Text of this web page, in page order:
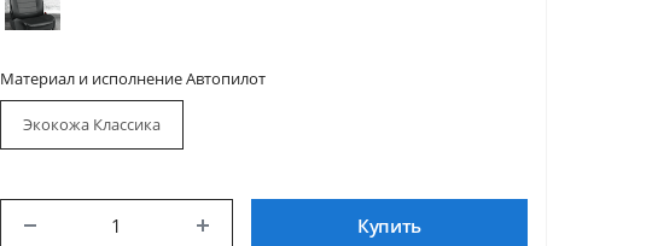
Материал и исполнение Автопилот
Экокожа Классика
Купить